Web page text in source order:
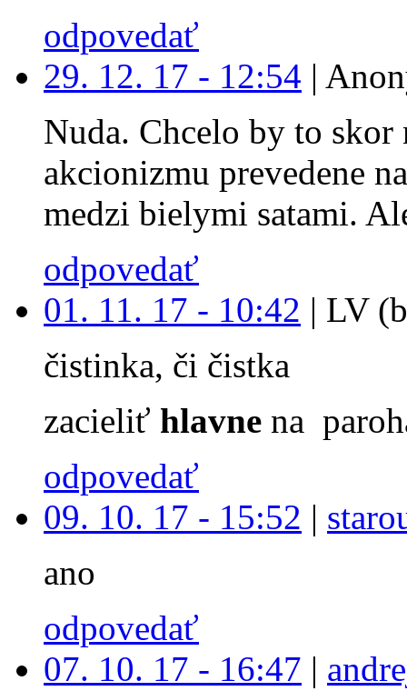
odpovedať
29. 12. 17 - 12:54 |
Nuda. Chcelo by to
akcionizmu prevedene
medzi bielymi satami.
odpovedať
01. 11. 17 - 10:42 | LV
čistinka, či čistka
zacieliť hlavne na
odpovedať
09. 10. 17 - 15:52 |
ano
odpovedať
07. 10. 17 - 16:47 |